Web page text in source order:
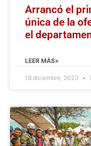
Arrancó el
única de la
el
LEER MÁS»
18 diciembre, 2023